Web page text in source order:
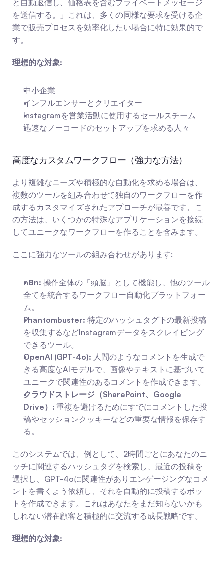
と自動返信し、価格表を含むプライベートメッセージ
を送信する。」これは、多くの同様な要求を受ける企
業で販売プロセスを効率化したい場合に特に効果的で
す。
理想的な対象:
中小企業
インフルエンサーとクリエイター
Instagramを営業活動に使用するセールスチーム
迅速なノーコードのセットアップを求める人々
高度なカスタムワークフロー（強力な方法）
より複雑なニーズや積極的な自動化を求める場合は、
複数のツールを組み合わせて独自のワークフローを作
成するカスタマイズされたアプローチが最善です。こ
の方法は、いくつかの特殊なアプリケーションを接続
してユニークなワークフローを作ることを含みます。
ここに強力なツールの組み合わせがあります:
n8n: 操作全体の「頭脳」として機能し、他のツール
全てを統合するワークフロー自動化プラットフォー
ム。
Phantombuster: 特定のハッシュタグ下の最新投稿
を収集するなどInstagramデータをスクレイピング
できるツール。
OpenAI (GPT-4o): 人間のようなコメントを生成で
きる高度なAIモデルで、画像やテキストに基づいて
ユニークで関連性のあるコメントを作成できます。
クラウドストレージ（SharePoint、Google
Drive）: 重複を避けるためにすでにコメントした投
稿やセッションクッキーなどの重要な情報を保存す
る。
このシステムでは、例として、2時間ごとにあなたのニ
ッチに関連するハッシュタグを検索し、最近の投稿を
選択し、GPT-4oに関連性がありエンゲージングなコメ
ントを書くよう依頼し、それを自動的に投稿するボッ
トを作成できます。これはあなたをまだ知らないかも
しれない潜在顧客と積極的に交流する成長戦略です。
理想的な対象: